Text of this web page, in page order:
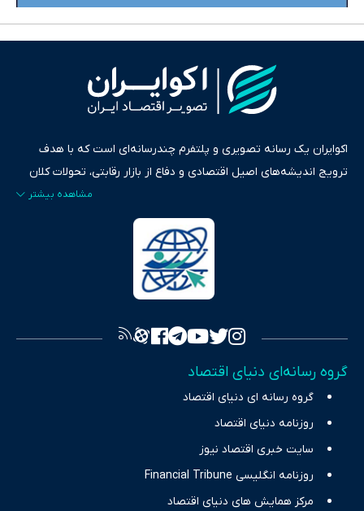
اکوایران یک رسانه تصویری و پلتفرم چندرسانه‌ای است که با هدف
ترویج اندیشه‌های اصیل اقتصادی و دفاع از بازار رقابتی، تحولات کلان
ایران و جهان را در قالب‌های ویدیو، پادکست، متن و گزارش‌های تحلیلی
پایش می‌کند. این رسانه به عنوان منبعی دقیق و قابل اعتماد، فراتر از
اطلاع‌رسانی صرف، به تبیین سیاست‌ها و کارکردهای بازارهای مالی،
سرمایه‌گذاری، تجارت و حوزه‌های نوظهور می‌پردازد. اکوایران با پایبندی
به اصول «انصاف، امانت و صداقت»، بستری برای انعکاس آراء متنوع
تصویری شفاف از واقعیت‌های اقتصادی ارائه دهد. ما در اکوایران با
چالش‌های فقر و بیکاری را جست‌وجو کرده و در کنار تحلیل آمارها،
نیازهای خبری مخاطبان در حوزه‌های اثرگذار بر اقتصاد را با رویکردی
حرفه‌ای و روزآمد پوشش می‌دهیم.
گروه رسانه‌ای دنیای اقتصاد
گروه رسانه ای دنیای اقتصاد
روزنامه دنیای اقتصاد
سایت خبری اقتصاد نیوز
روزنامه انگلیسی Financial Tribune
مرکز همایش های دنیای اقتصاد